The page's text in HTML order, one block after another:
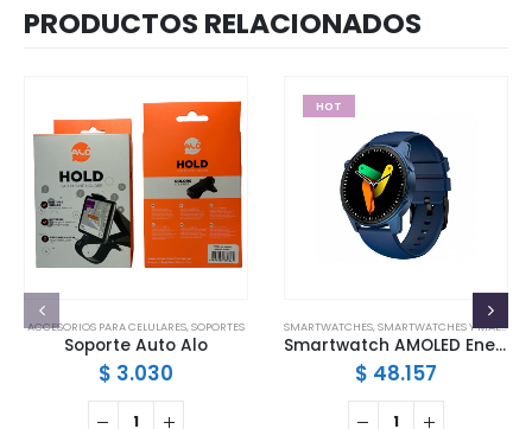
PRODUCTOS RELACIONADOS
ACCESORIOS PARA CELULARES,SOPORTES
Soporte Auto Alo
$ 3.030
HOT
SMARTWATCHES,SMARTWATCHES Y MALLAS
Smartwatch AMOLED Energy Azul 1 Netmark
$ 48.157